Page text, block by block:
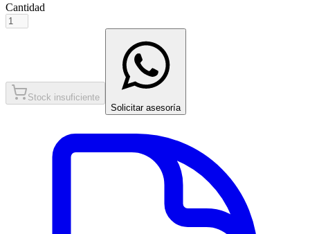
Cantidad
Stock insuficiente
Solicitar asesoría